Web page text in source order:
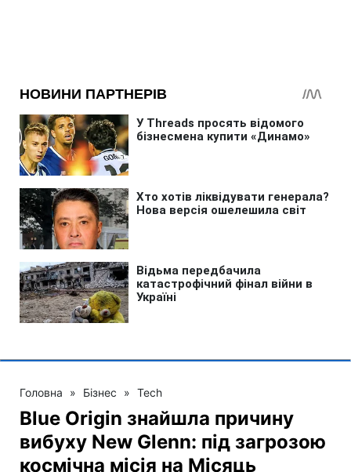
Головна » Бізнес » Tech
Blue Origin знайшла причину
вибуху New Glenn: під загрозою
космічна місія на Місяць